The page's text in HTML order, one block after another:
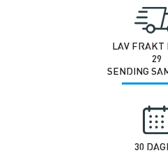
LAV FRAKT
29
SENDING
30